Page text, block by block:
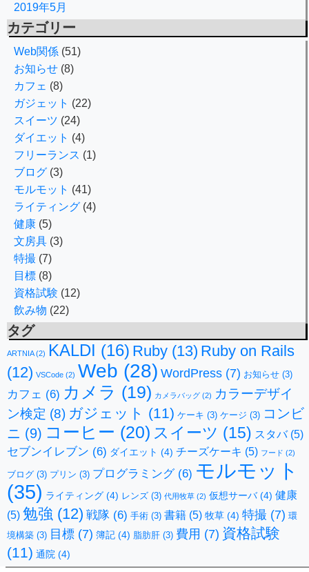
2019年5月
カテゴリー
Web関係 (51)
お知らせ (8)
カフェ (8)
ガジェット (22)
スイーツ (24)
ダイエット (4)
フリーランス (1)
ブログ (3)
モルモット (41)
ライティング (4)
健康 (5)
文房具 (3)
特撮 (7)
目標 (8)
資格試験 (12)
飲み物 (22)
タグ
ARTNIA(2) KALDI (16) Ruby (13) Ruby on Rails
(12) VSCode (2) Web (28) WordPress (7) お知らせ (3)
カフェ (6) カメラ (19) カメラバッグ (2) カラーデザイ
ン検定 (8) ガジェット (11) ケーキ (3) ケージ (3) コンビ
ニ (9) コーヒー (20) スイーツ (15) スタバ(5)
セブンイレブン (6) ダイエット (4) チーズケーキ (5) フード (2)
ブログ (3) プリン (3) プログラミング(6) モルモット
(35) ライティング (4) レンズ (3) 代用牧草 (2) 仮想サーバ(4) 健康
(5) 勉強 (12) 戦隊 (6) 手術 (3) 書籍 (5) 牧草 (4) 特撮 (7) 環
境構築 (3) 目標 (7) 簿記 (4) 脂肪肝 (3) 費用 (7) 資格試験
(11) 通院 (4)